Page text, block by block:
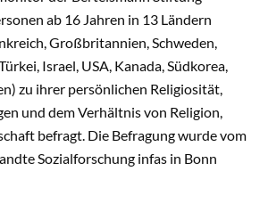
ab 16 Jahren in 13 Ländern
Großbritannien, Schweden,
Israel, USA, Kanada, Südkorea,
zu ihrer persönlichen Religiosität,
und dem Verhältnis von Religion,
befragt. Die Befragung wurde vom
Sozialforschung infas in Bonn